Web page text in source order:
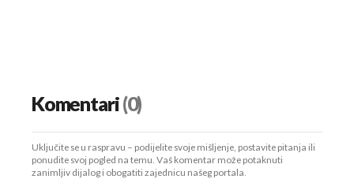
Komentari(0)
Uključite se u raspravu – podijelite svoje mišljenje, postavite pitanja ili
ponudite svoj pogled na temu. Vaš komentar može potaknuti
zanimljiv dijalog i obogatiti zajednicu našeg portala.